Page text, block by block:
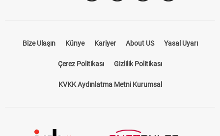
Bize Ulaşın Künye Kariyer About US Yasal Uyarı
Çerez Politikası Gizlilik Politikası
KVKK Aydınlatma Metni Kurumsal